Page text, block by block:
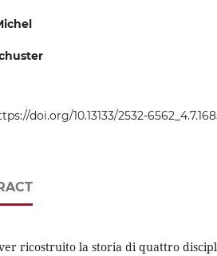
doi.org/10.13133/2532-
ricostruito la storia di quattro